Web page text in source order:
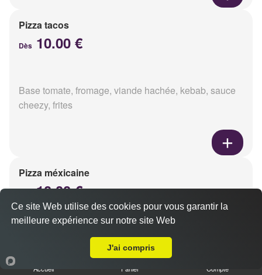
Pizza tacos
Dès 10.00 €
Base tomate, fromage, viande hachée, kebab, sauce
cheezy, frites
Pizza méxicaine
10.00 €
Base sauce barbecue, fromage, viande hachée,
Accueil Panier Compte
Ce site Web utilise des cookies pour vous garantir la
meilleure expérience sur notre site Web
J'ai compris